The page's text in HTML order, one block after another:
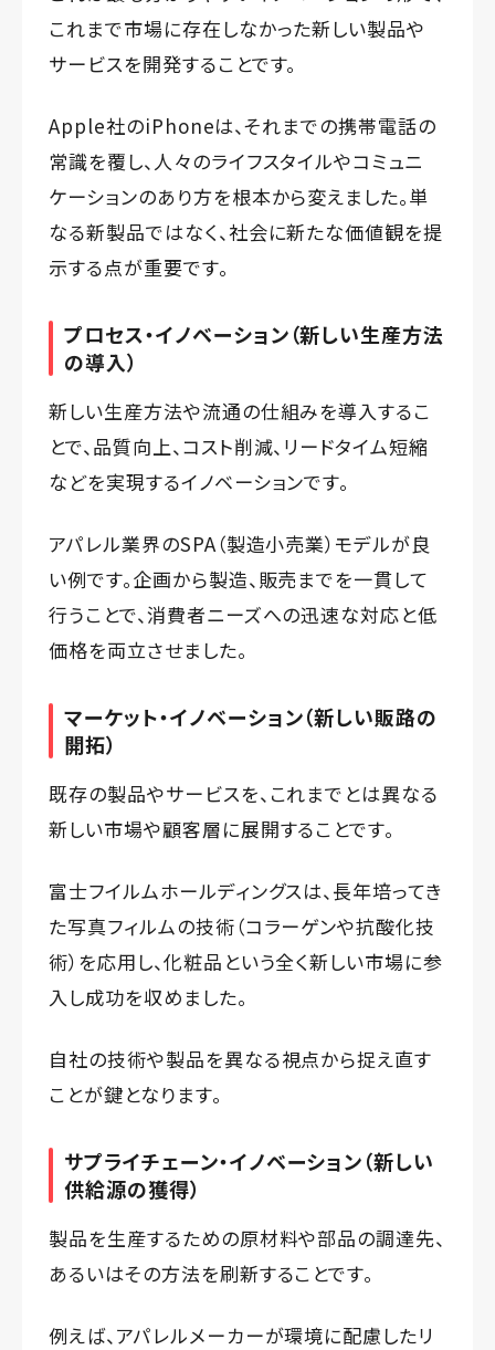
これまで市場に存在しなかった新しい製品や
サービスを開発することです。
Apple社のiPhoneは、それまでの携帯電話の
常識を覆し、人々のライフスタイルやコミュニ
ケーションのあり方を根本から変えました。単
なる新製品ではなく、社会に新たな価値観を提
示する点が重要です。
プロセス・イノベーション（新しい生産方法
の導入）
新しい生産方法や流通の仕組みを導入するこ
とで、品質向上、コスト削減、リードタイム短縮
などを実現するイノベーションです。
アパレル業界のSPA（製造小売業）モデルが良
い例です。企画から製造、販売までを一貫して
行うことで、消費者ニーズへの迅速な対応と低
価格を両立させました。
マーケット・イノベーション（新しい販路の
開拓）
既存の製品やサービスを、これまでとは異なる
新しい市場や顧客層に展開することです。
富士フイルムホールディングスは、長年培ってき
た写真フィルムの技術（コラーゲンや抗酸化技
術）を応用し、化粧品という全く新しい市場に参
入し成功を収めました。
自社の技術や製品を異なる視点から捉え直す
ことが鍵となります。
サプライチェーン・イノベーション（新しい
供給源の獲得）
製品を生産するための原材料や部品の調達先、
あるいはその方法を刷新することです。
例えば、アパレルメーカーが環境に配慮したリ